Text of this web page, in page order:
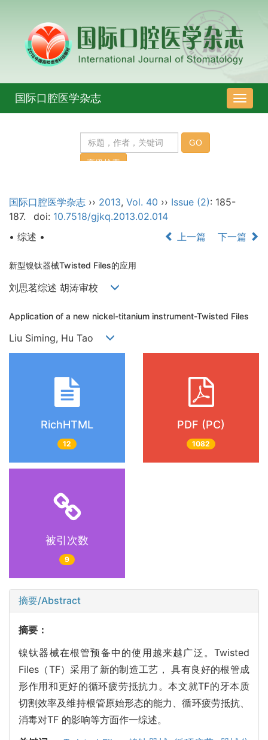
导
航
国际口腔医学杂志
国际口腔医学杂志 ›› 2013, Vol. 40 ›› Issue (2): 185-
187.
doi: 10.7518/gjkq.2013.02.014
• 综述 •
上一篇 下一篇
新型镍钛器械Twisted Files的应用
刘思茗综述 胡涛审校
Application of a new nickel-titanium instrument-Twisted Files
Liu Siming, Hu Tao
RichHTML
12
PDF (PC)
1082
被引次数
9
摘要/Abstract
摘要：
镍钛器械在根管预备中的使用越来越广泛。Twisted
Files（TF）采用了新的制造工艺， 具有良好的根管成
形作用和更好的循环疲劳抵抗力。本文就TF的牙本质
切割效率及维持根管原始形态的能力、循环疲劳抵抗、
消毒对TF 的影响等方面作一综述。